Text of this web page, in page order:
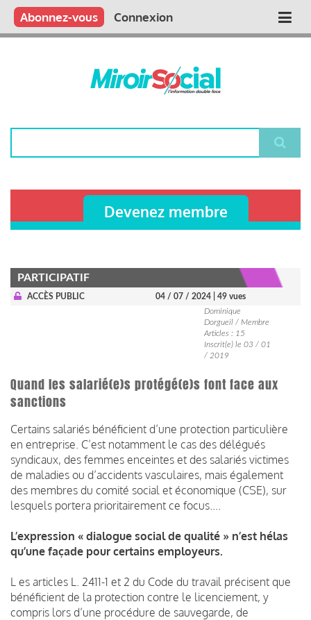
Aller
contenu
Main
Qui sommes nous ?
Vous publiez
Nous publions
Contactez-nous
Abonnez-vous Connexion
Devenez membre
PARTICIPATIF
ACCÈS PUBLIC 04 / 07 / 2024
| 49 vues
Dominique
Dorgueil / Membre
Articles : 15
Inscrit(e) le 03 / 01
/ 2019
Quand les salarié(e)s protégé(e)s font face aux
sanctions
Certains salariés bénéficient d’une protection particulière
en entreprise. C’est notamment le cas des délégués
syndicaux, des femmes enceintes et des salariés victimes
de maladies ou d’accidents vasculaires, mais également
des membres du comité social et économique (CSE), sur
lesquels portera prioritairement ce focus....
L’expression « dialogue social de qualité » n’est hélas
qu’une façade pour certains employeurs.
L es articles L. 2411-1 et 2 du Code du travail précisent que
bénéficient de la protection contre le licenciement, y
compris lors d’une procédure de sauvegarde, de